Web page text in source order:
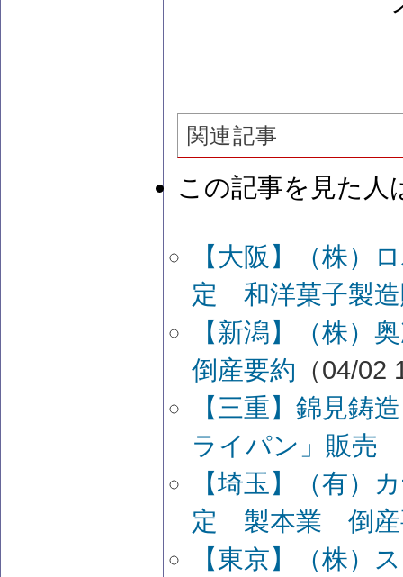
関連記事
この記事を見た人
【大阪】（株）
定 和洋菓子製
【新潟】（株
倒産要約 （04/02
【三重】錦見鋳
ライパン」販売
【埼玉】（有）
定 製本業 倒産
【東京】（株）